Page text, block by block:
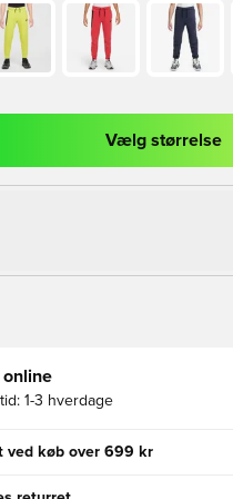
til at logge ind eller
Vælg størrelse
online
1-3 hverdage
ved køb over 699 kr